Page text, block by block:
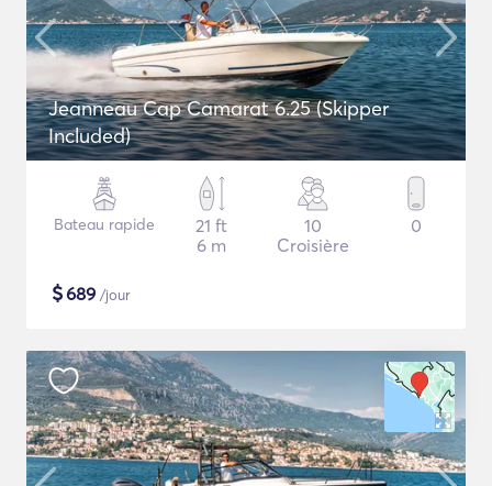
Jeanneau Cap Camarat 6.25 (Skipper
Included)
Bateau rapide
21 ft
6 m
10
Croisière
0
$689 /jour